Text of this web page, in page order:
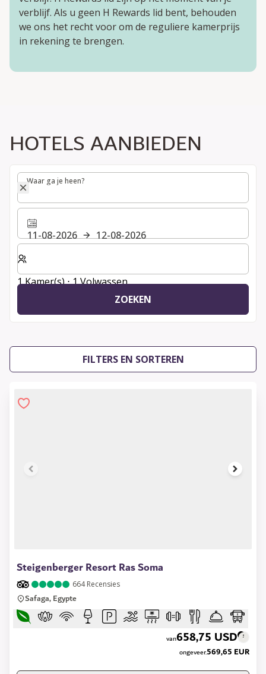
verblijf. Als u geen H Rewards lid bent, behouden
we ons het recht voor om de reguliere kamerprijs
in rekening te brengen.
HOTELS AANBIEDEN
Waar ga je heen?
Waar ga je heen?
11-08-2026
12-08-2026
Selecteer het aantal kamers en gasten voor je verblijf
1 Kamer(s) ⋅ 1 Volwassen
ZOEKEN
FILTERS EN SORTEREN
Steigenberger Resort Ras Soma
664 Recensies
Safaga, Egypte
van658,75 USD
ongeveer.569,65 EUR